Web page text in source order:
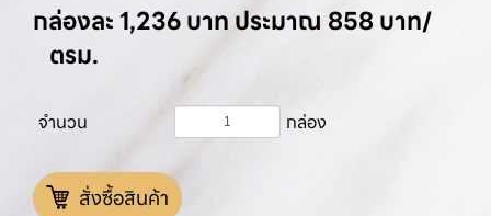
กล่องละ 1,236 บาท ประมาณ 858 บาท/
ตรม.
จำนวน กล่อง
สั่งซื้อสินค้า